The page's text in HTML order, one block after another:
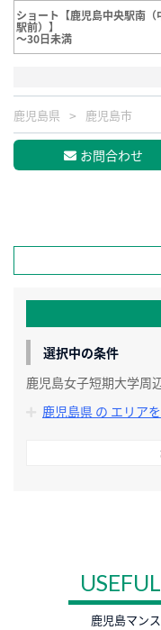
ショート【鹿児島中央駅南（
駅前）】
～30日未満
鹿児島県 鹿児島市
お問合わせ
選択中の条件
鹿児島女子短期大学周
鹿児島県 の エリア
鹿児島マン